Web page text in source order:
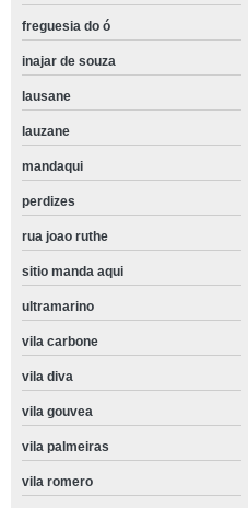
freguesia do ó
inajar de souza
lausane
lauzane
mandaqui
perdizes
rua joao ruthe
sitio manda aqui
ultramarino
vila carbone
vila diva
vila gouvea
vila palmeiras
vila romero